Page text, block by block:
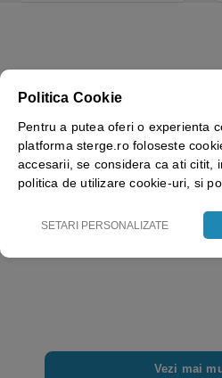
Brand
Straturi
Vezi mai
Politica Cookie
Pentru a putea oferi o experienta
platforma sterge.ro foloseste
accesarii, se considera ca ati citit,
politica de utilizare cookie-uri, si
SETARI PERSONALIZATE